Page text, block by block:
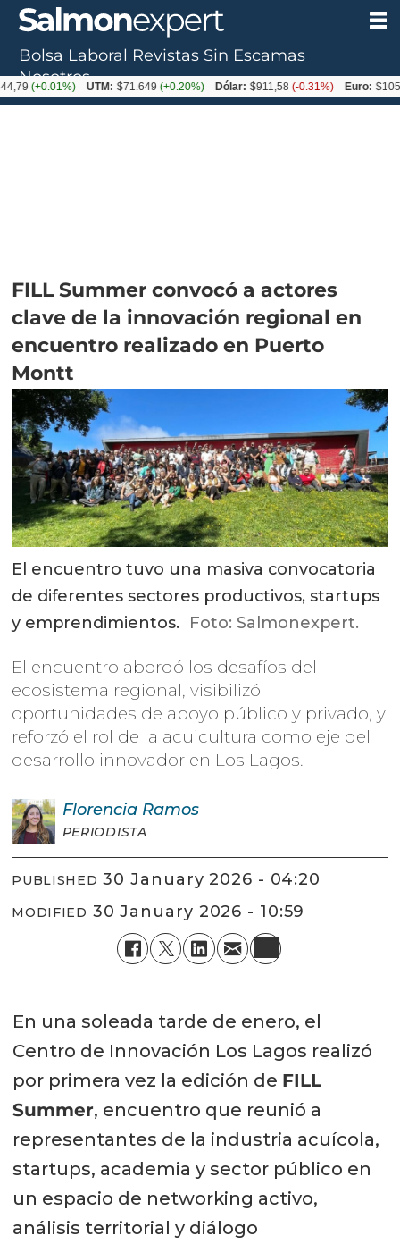
FILL Summer convocó a actores
clave de la innovación regional en
encuentro realizado en Puerto
Montt
El encuentro tuvo una masiva convocatoria
de diferentes sectores productivos, startups
y emprendimientos. Foto: Salmonexpert.
El encuentro abordó los desafíos del
ecosistema regional, visibilizó
oportunidades de apoyo público y privado, y
reforzó el rol de la acuicultura como eje del
desarrollo innovador en Los Lagos.
Florencia Ramos
PERIODISTA
PUBLISHED 30 January 2026 - 04:20
MODIFIED 30 January 2026 - 10:59
En una soleada tarde de enero, el
Centro de Innovación Los Lagos realizó
por primera vez la edición de FILL
Summer, encuentro que reunió a
representantes de la industria acuícola,
startups, academia y sector público en
un espacio de networking activo,
análisis territorial y diálogo
Bolsa Laboral Revistas Sin Escamas
Nosotros
UTM: $71.649(+0.20%) Dólar: $911,58(-0.31%) Euro: $1053,36(-